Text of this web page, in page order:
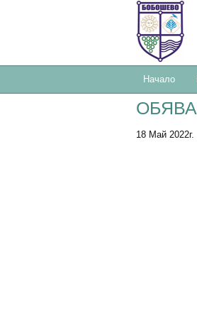
Начало
ОБЯВА
18 Май 2022г.